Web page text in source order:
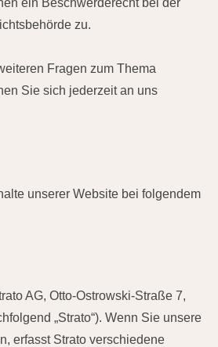
zu.
Fragen zum Thema
Sie sich jederzeit an uns
unserer Website bei folgendem
AG, Otto-Ostrowski-Straße 7,
„Strato“). Wenn Sie unsere
erfasst Strato verschiedene